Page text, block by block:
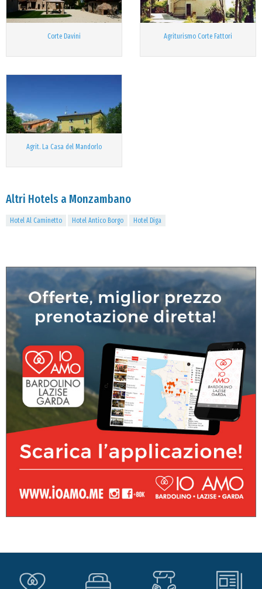
Corte Davini Agriturismo Corte Fattori
Agrit. La Casa del Mandorlo
Altri Hotels a Monzambano
Hotel Al Caminetto Hotel Antico Borgo Hotel Diga